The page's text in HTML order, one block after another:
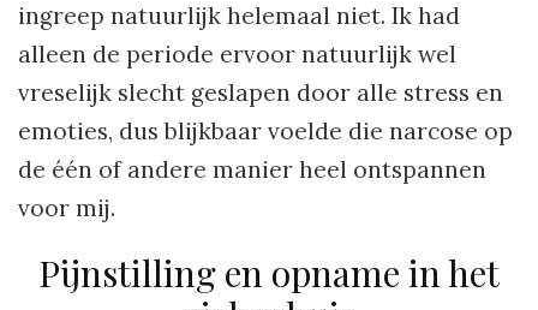
ingreep natuurlijk helemaal niet. Ik had
alleen de periode ervoor natuurlijk wel
vreselijk slecht geslapen door alle stress en
emoties, dus blijkbaar voelde die narcose op
de één of andere manier heel ontspannen
voor mij.
Pijnstilling en opname in het